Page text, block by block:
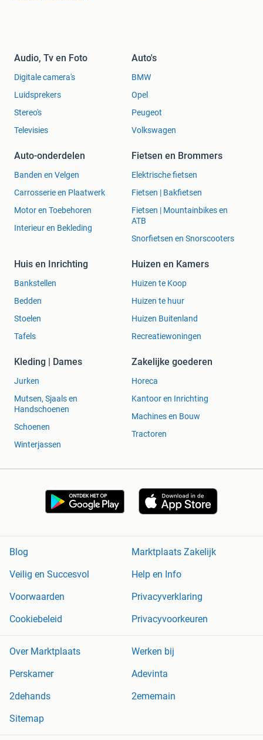
Audio, Tv en Foto
Digitale camera's
Luidsprekers
Stereo's
Televisies
Auto's
BMW
Opel
Peugeot
Volkswagen
Auto-onderdelen
Banden en Velgen
Carrosserie en Plaatwerk
Motor en Toebehoren
Interieur en Bekleding
Fietsen en Brommers
Elektrische fietsen
Fietsen | Bakfietsen
Fietsen | Mountainbikes en
ATB
Snorfietsen en Snorscooters
Huis en Inrichting
Bankstellen
Bedden
Stoelen
Tafels
Huizen en Kamers
Huizen te Koop
Huizen te huur
Huizen Buitenland
Recreatiewoningen
Kleding | Dames
Jurken
Mutsen, Sjaals en
Handschoenen
Schoenen
Winterjassen
Zakelijke goederen
Horeca
Kantoor en Inrichting
Machines en Bouw
Tractoren
Blog
Marktplaats Zakelijk
Veilig en Succesvol
Help en Info
Voorwaarden
Privacyverklaring
Cookiebeleid
Privacyvoorkeuren
Over Marktplaats
Werken bij
Perskamer
Adevinta
2dehands
2ememain
Sitemap